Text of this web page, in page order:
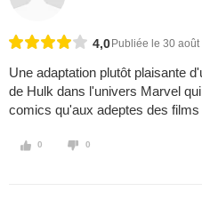
4,0 Publiée le 30 août
Une adaptation plutôt plaisante
de Hulk dans l'univers Marvel
comics qu'aux adeptes des
0 0